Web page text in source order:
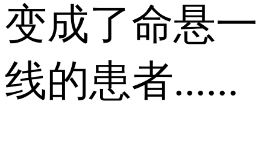
变成了命悬一
线的患者......